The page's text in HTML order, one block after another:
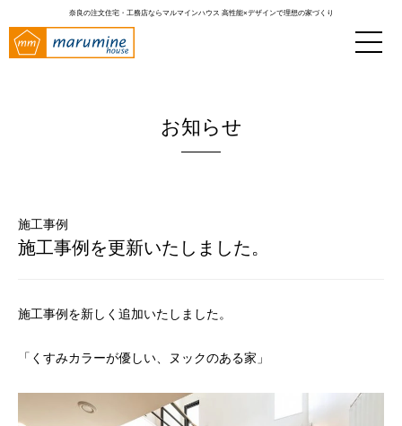
奈良の注文住宅・工務店ならマルマインハウス 高性能×デザインで理想の家づくり
お知らせ
施工事例
施工事例を更新いたしました。
施工事例を新しく追加いたしました。
「くすみカラーが優しい、ヌックのある家」